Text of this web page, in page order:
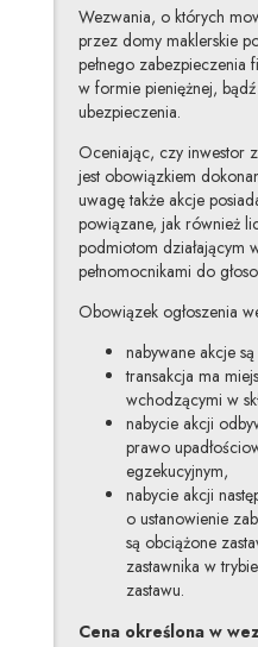
Wezwania, o których
przez domy maklerskie
pełnego zabezpieczenia
w formie pieniężnej,
ubezpieczenia.
Oceniając, czy inwestor
jest obowiązkiem
uwagę także akcje
powiązane, jak również
podmiotom działającym
pełnomocnikami do
Obowiązek ogłoszenia
nabywane akcje
transakcja ma
wchodzącymi w
nabycie akcji
prawo
egzekucyjnym,
nabycie akcji
o ustanowienie
są obciążone
zastawnika w
zastawu.
Cena określona w